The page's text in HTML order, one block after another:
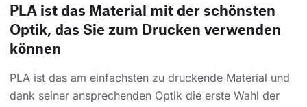
PLA ist das Material mit der schönsten
Optik, das Sie zum Drucken verwenden
können
PLA ist das am einfachsten zu druckende Material und
dank seiner ansprechenden Optik die erste Wahl der